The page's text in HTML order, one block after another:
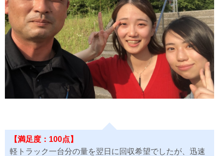
【満足度：100点】
軽トラック一台分の量を翌日に回収希望でしたが、迅速